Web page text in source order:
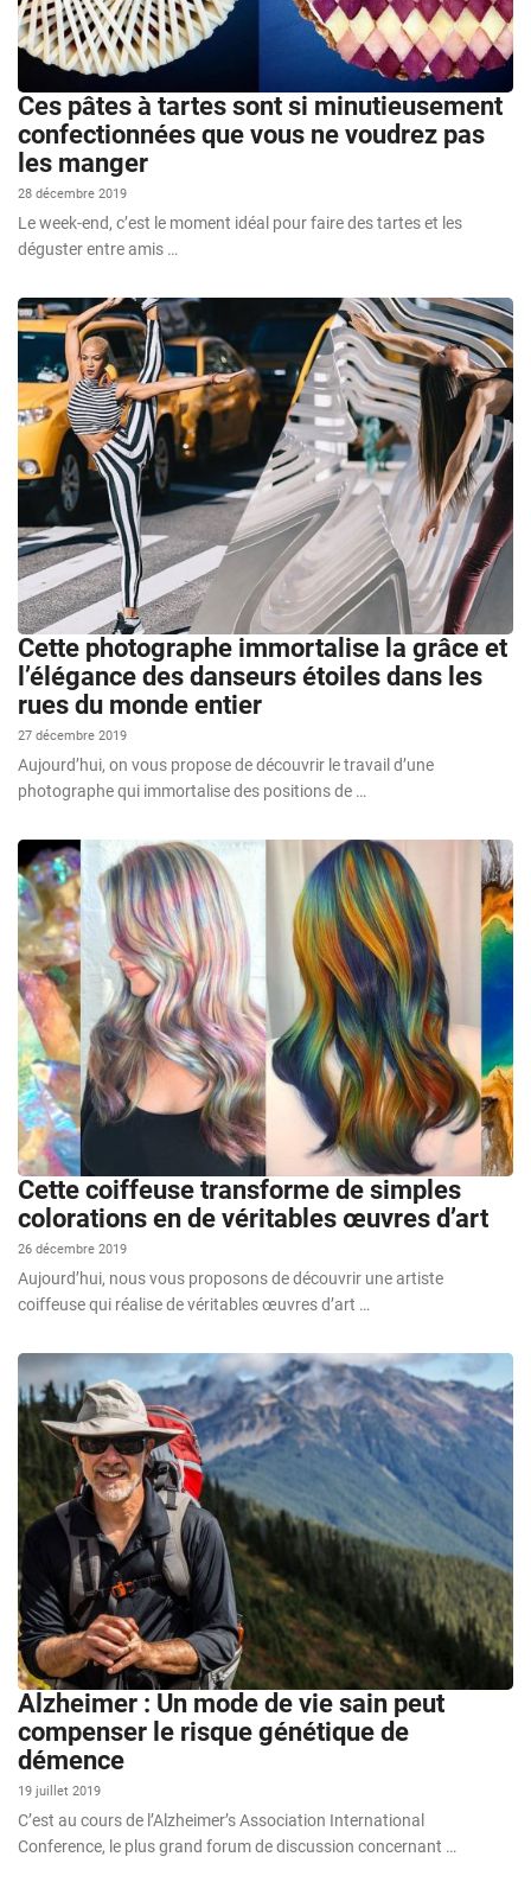
Ces pâtes à tartes sont si minutieusement
confectionnées que vous ne voudrez pas
les manger
28 décembre 2019
Le week-end, c’est le moment idéal pour faire des tartes et les
déguster entre amis …
Cette photographe immortalise la grâce et
l’élégance des danseurs étoiles dans les
rues du monde entier
27 décembre 2019
Aujourd’hui, on vous propose de découvrir le travail d’une
photographe qui immortalise des positions de …
Cette coiffeuse transforme de simples
colorations en de véritables œuvres d’art
26 décembre 2019
Aujourd’hui, nous vous proposons de découvrir une artiste
coiffeuse qui réalise de véritables œuvres d’art …
Alzheimer : Un mode de vie sain peut
compenser le risque génétique de
démence
19 juillet 2019
C’est au cours de l’Alzheimer’s Association International
Conference, le plus grand forum de discussion concernant …